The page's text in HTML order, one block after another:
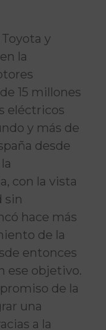
y
la
15 millones
eléctricos
y más de
desde
con la vista
sin
hace más
de la
entonces
ese objetivo.
de la
una
a la